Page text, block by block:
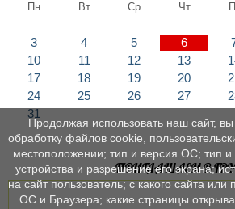
Пн Вт Ср Чт
3
4 5 6
10
11 12 13
17
18 19 20
24
25 26 27
31
ПРИГЛАШАЕМ В
Продолжая использовать наш сайт,
обработку файлов cookie,
местоположении; тип и версия ОС; тип и
устройства и разрешение его экрана;
на сайт пользователь; с какого сайта или
ОС и Браузера; какие страницы